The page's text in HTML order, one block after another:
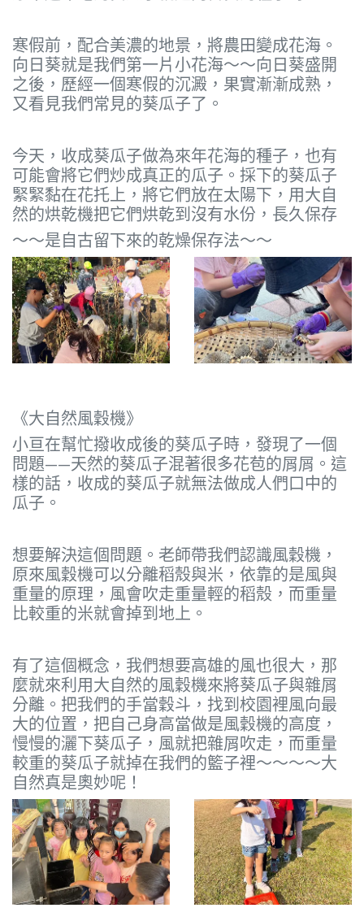
寒假前，配合美濃的地景，將農田變成花海。
向日葵就是我們第一片小花海～～向日葵盛開
之後，歷經一個寒假的沉澱，果實漸漸成熟，
又看見我們常見的葵瓜子了。
今天，收成葵瓜子做為來年花海的種子，也有
可能會將它們炒成真正的瓜子。採下的葵瓜子
緊緊黏在花托上，將它們放在太陽下，用大自
然的烘乾機把它們烘乾到沒有水份，長久保存
～～是自古留下來的乾燥保存法～～
《大自然風穀機》
小亘在幫忙撥收成後的葵瓜子時，發現了一個
問題——天然的葵瓜子混著很多花苞的屑屑。這
樣的話，收成的葵瓜子就無法做成人們口中的
瓜子。
想要解決這個問題。老師帶我們認識風穀機，
原來風穀機可以分離稻殼與米，依靠的是風與
重量的原理，風會吹走重量輕的稻殼，而重量
比較重的米就會掉到地上。
有了這個概念，我們想要高雄的風也很大，那
麼就來利用大自然的風穀機來將葵瓜子與雜屑
分離。把我們的手當穀斗，找到校園裡風向最
大的位置，把自己身高當做是風穀機的高度，
慢慢的灑下葵瓜子，風就把雜屑吹走，而重量
較重的葵瓜子就掉在我們的籃子裡～～～～大
自然真是奧妙呢！